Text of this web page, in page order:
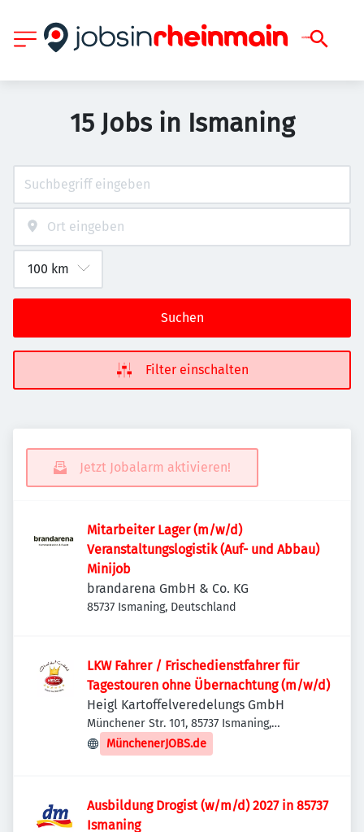
15 Jobs in Ismaning
Suchen
Filter einschalten
Jetzt Jobalarm aktivieren!
Mitarbeiter Lager (m/w/d)
Veranstaltungslogistik (Auf- und Abbau)
Minijob
brandarena GmbH & Co. KG
85737 Ismaning, Deutschland
LKW Fahrer / Frischedienstfahrer für
Tagestouren ohne Übernachtung (m/w/d)
Heigl Kartoffelveredelungs GmbH
Münchener Str. 101, 85737 Ismaning,
Deutschland
MünchenerJOBS.de
Ausbildung Drogist (w/m/d) 2027 in 85737
Ismaning